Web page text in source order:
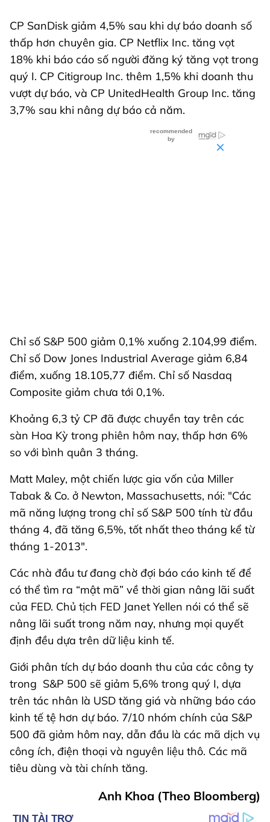
CP SanDisk giảm 4,5% sau khi dự báo doanh số
thấp hơn chuyên gia. CP Netflix Inc. tăng vọt
18% khi báo cáo số người đăng ký tăng vọt trong
quý I. CP Citigroup Inc. thêm 1,5% khi doanh thu
vượt dự báo, và CP UnitedHealth Group Inc. tăng
3,7% sau khi nâng dự báo cả năm.
Chỉ số S&P 500 giảm 0,1% xuống 2.104,99 điểm.
Chỉ số Dow Jones Industrial Average giảm 6,84
điểm, xuống 18.105,77 điểm. Chỉ số Nasdaq
Composite giảm chưa tới 0,1%.
Khoảng 6,3 tỷ CP đã được chuyền tay trên các
sàn Hoa Kỳ trong phiên hôm nay, thấp hơn 6%
so với bình quân 3 tháng.
Matt Maley, một chiến lược gia vốn của Miller
Tabak & Co. ở Newton, Massachusetts, nói: "Các
mã năng lượng trong chỉ số S&P 500 tính từ đầu
tháng 4, đã tăng 6,5%, tốt nhất theo tháng kể từ
tháng 1-2013".
Các nhà đầu tư đang chờ đợi báo cáo kinh tế để
có thể tìm ra “mật mã” về thời gian nâng lãi suất
của FED. Chủ tịch FED Janet Yellen nói có thể sẽ
nâng lãi suất trong năm nay, nhưng mọi quyết
định đều dựa trên dữ liệu kinh tế.
Giới phân tích dự báo doanh thu của các công ty
trong S&P 500 sẽ giảm 5,6% trong quý I, dựa
trên tác nhân là USD tăng giá và những báo cáo
kinh tế tệ hơn dự báo. 7/10 nhóm chính của S&P
500 đã giảm hôm nay, dẫn đầu là các mã dịch vụ
công ích, điện thoại và nguyên liệu thô. Các mã
tiêu dùng và tài chính tăng.
Anh Khoa (Theo Bloomberg)